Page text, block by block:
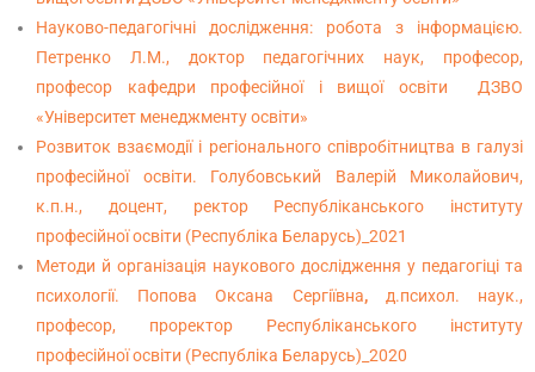
Науково-педагогічні дослідження: робота з інформацією.
Петренко Л.М., доктор педагогічних наук, професор,
професор кафедри професійної і вищої освіти ДЗВО
«Університет менеджменту освіти»
Розвиток взаємодії і регіонального співробітництва в галузі
професійної освіти. Голубовський Валерій Миколайович,
к.п.н., доцент, ректор Республіканського інституту
професійної освіти (Республіка Беларусь)_2021
Методи й організація наукового дослідження у педагогіці та
психології. Попова Оксана Сергіївна, д.психол. наук.,
професор, проректор Республіканського інституту
професійної освіти (Республіка Беларусь)_2020